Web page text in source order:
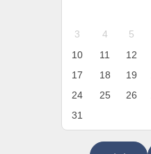
3
4 5
10
11 12
17
18 19
24
25 26
31